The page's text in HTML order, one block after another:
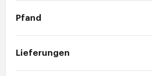
Pfand
Lieferungen